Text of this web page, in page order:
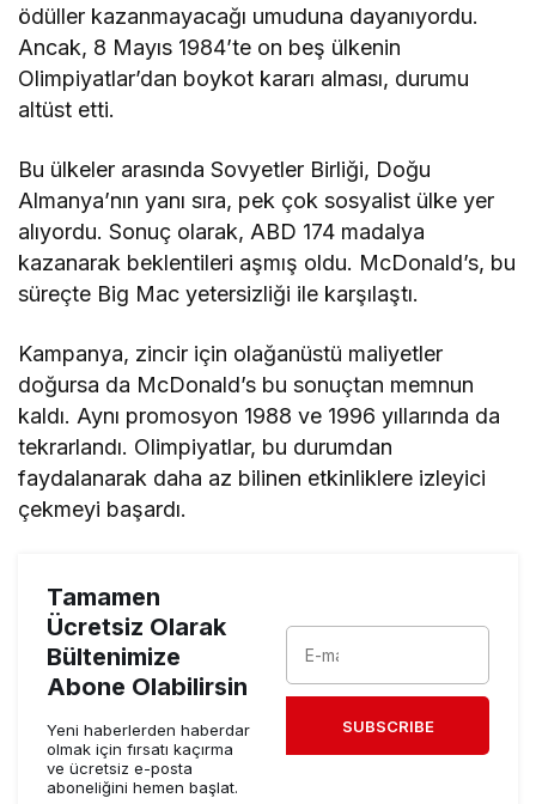
ödüller kazanmayacağı umuduna dayanıyordu.
Ancak, 8 Mayıs 1984’te on beş ülkenin
Olimpiyatlar’dan boykot kararı alması, durumu
altüst etti.
Bu ülkeler arasında Sovyetler Birliği, Doğu
Almanya’nın yanı sıra, pek çok sosyalist ülke yer
alıyordu. Sonuç olarak, ABD 174 madalya
kazanarak beklentileri aşmış oldu. McDonald’s, bu
süreçte Big Mac yetersizliği ile karşılaştı.
Kampanya, zincir için olağanüstü maliyetler
doğursa da McDonald’s bu sonuçtan memnun
kaldı. Aynı promosyon 1988 ve 1996 yıllarında da
tekrarlandı. Olimpiyatlar, bu durumdan
faydalanarak daha az bilinen etkinliklere izleyici
çekmeyi başardı.
Tamamen
Ücretsiz Olarak
Bültenimize
Abone Olabilirsin
Yeni haberlerden haberdar
olmak için fırsatı kaçırma
ve ücretsiz e-posta
aboneliğini hemen başlat.
SUBSCRIBE